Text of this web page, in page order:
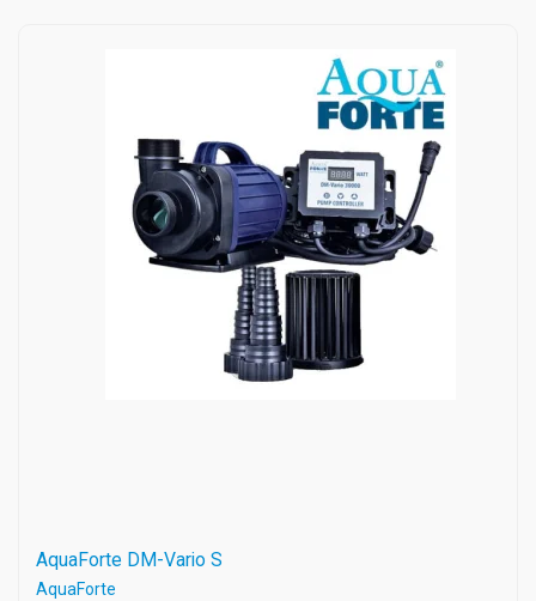
AquaForte DM-Vario S
AquaForte